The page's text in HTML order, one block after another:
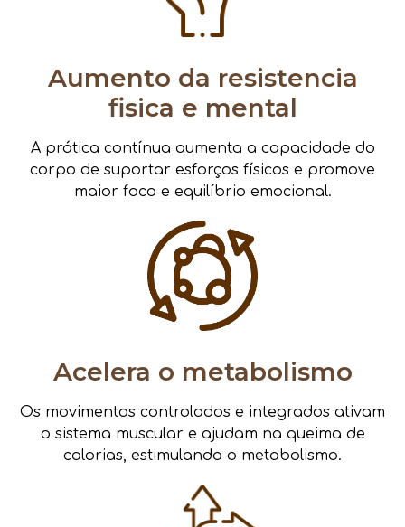
Aumento da resistencia
fisica e mental
A prática contínua aumenta a capacidade do
corpo de suportar esforços físicos e promove
maior foco e equilíbrio emocional.
Acelera o metabolismo
Os movimentos controlados e integrados ativam
o sistema muscular e ajudam na queima de
calorias, estimulando o metabolismo.